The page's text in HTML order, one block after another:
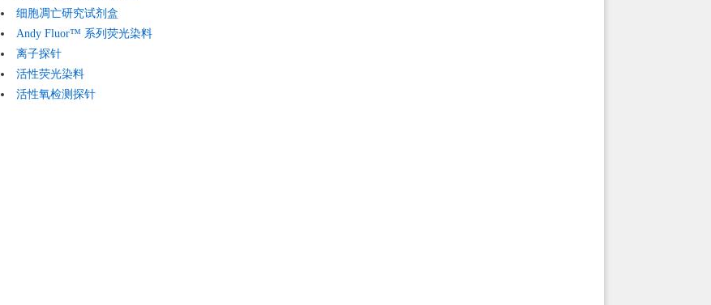
细胞凋亡研究试剂盒
Andy Fluor™ 系列荧光染料
离子探针
活性荧光染料
活性氧检测探针